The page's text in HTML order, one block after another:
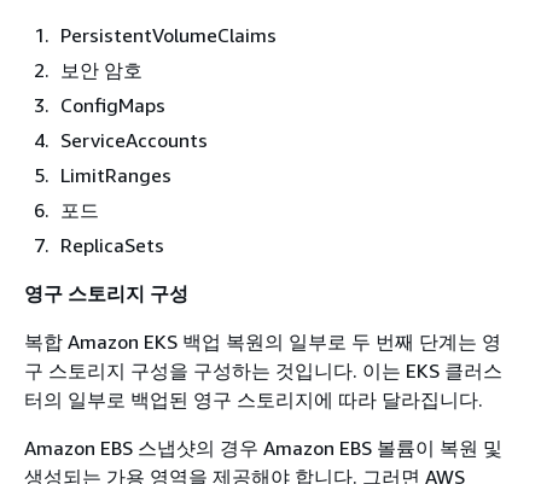
PersistentVolumeClaims
보안 암호
ConfigMaps
ServiceAccounts
LimitRanges
포드
ReplicaSets
영구 스토리지 구성
복합 Amazon EKS 백업 복원의 일부로 두 번째 단계는 영
구 스토리지 구성을 구성하는 것입니다. 이는 EKS 클러스
터의 일부로 백업된 영구 스토리지에 따라 달라집니다.
Amazon EBS 스냅샷의 경우 Amazon EBS 볼륨이 복원 및
생성되는 가용 영역을 제공해야 합니다. 그러면 AWS